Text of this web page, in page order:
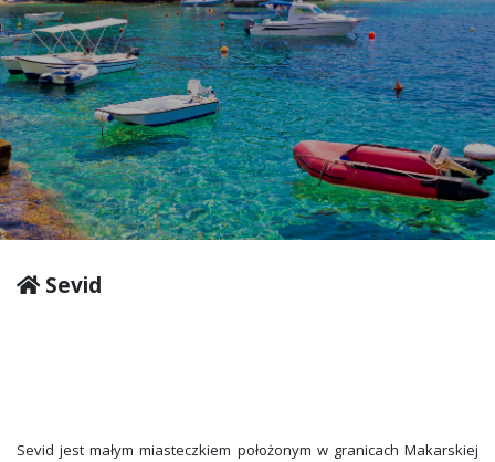
Sevid
Sevid jest małym miasteczkiem położonym w granicach Makarskiej